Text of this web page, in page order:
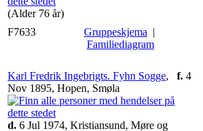
(Alder 76 år)
F7633 Gruppeskjema |
Familiediagram
Karl Fredrik Ingebrigts. Fyhn Sogge, f. 4
Nov 1895, Hopen, Smøla
d. 6 Jul 1974, Kristiansund, Møre og